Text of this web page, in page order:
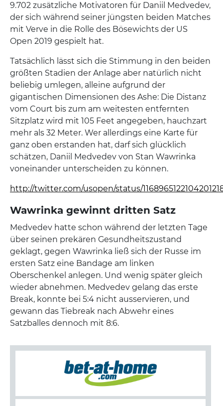
9.702 zusätzliche Motivatoren für Daniil Medvedev,
der sich während seiner jüngsten beiden Matches
mit Verve in die Rolle des Bösewichts der US
Open 2019 gespielt hat.
Tatsächlich lässt sich die Stimmung in den beiden
größten Stadien der Anlage aber natürlich nicht
beliebig umlegen, alleine aufgrund der
gigantischen Dimensionen des Ashe: Die Distanz
vom Court bis zum am weitesten entfernten
Sitzplatz wird mit 105 Feet angegeben, hauchzart
mehr als 32 Meter. Wer allerdings eine Karte für
ganz oben erstanden hat, darf sich glücklich
schätzen, Daniil Medvedev von Stan Wawrinka
voneinander unterscheiden zu können.
http://twitter.com/usopen/status/
Wawrinka gewinnt dritten Satz
Medvedev hatte schon während der letzten Tage
über seinen prekären Gesundheitszustand
geklagt, gegen Wawrinka ließ sich der Russe im
ersten Satz eine Bandage am linken
Oberschenkel anlegen. Und wenig später gleich
wieder abnehmen. Medvedev gelang das erste
Break, konnte bei 5:4 nicht ausservieren, und
gewann das Tiebreak nach Abwehr eines
Satzballes dennoch mit 8:6.